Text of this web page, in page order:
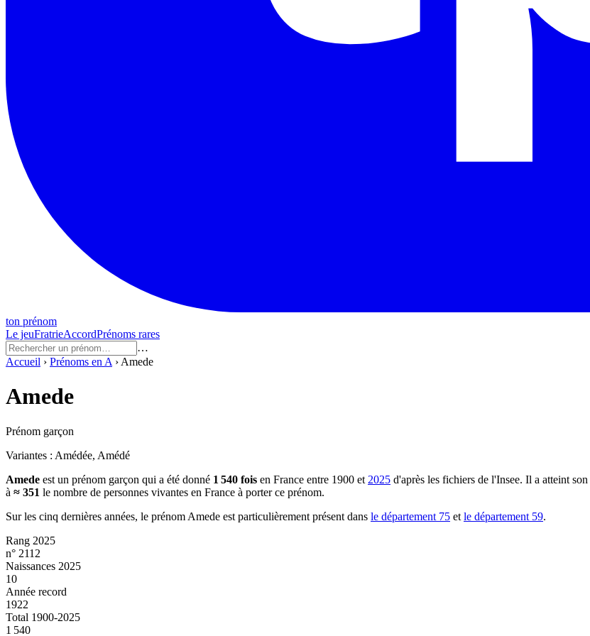
ton prénom
Le jeuFratrieAccordPrénoms rares
…
Accueil › Prénoms en A › Amede
Amede
Prénom garçon
Variantes : Amédée, Amédé
Amede est un prénom garçon qui a été donné 1 540 fois en France entre 1900 et 2025 d'après les fichiers de l'Insee. Il a atteint
à ≈ 351 le nombre de personnes vivantes en France à porter ce prénom.
Sur les cinq dernières années, le prénom Amede est particulièrement présent dans le département 75 et le département 59.
Rang 2025
n° 2112
Naissances 2025
10
Année record
1922
Total 1900-2025
1 540